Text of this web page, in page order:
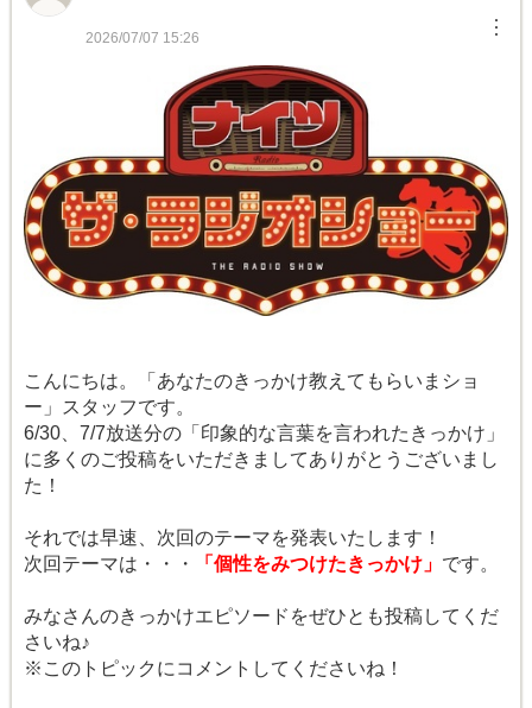
2026/07/07 15:26 ︙
こんにちは。「あなたのきっかけ教えてもらいまショ
ー」スタッフです。
6/30、7/7放送分の「印象的な言葉を言われたきっかけ」
に多くのご投稿をいただきましてありがとうございまし
た！
それでは早速、次回のテーマを発表いたします！
次回テーマは・・・
「個性をみつけたきっかけ」 です。
みなさんのきっかけエピソードをぜひとも投稿してくだ
さいね♪
※このトピックにコメントしてくださいね！